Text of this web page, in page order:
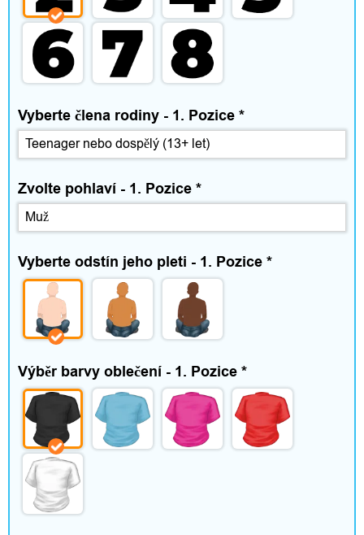
o
l
n
ý
č
a
s
H
o
n
o
c
e
n
Vyberte člena rodiny - 1. Pozice *
Zvolte pohlaví - 1. Pozice *
Vyberte odstín jeho pleti - 1. Pozice *
Výběr barvy oblečení - 1. Pozice *